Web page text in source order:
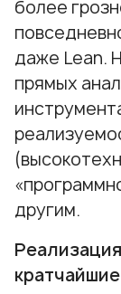
более
даже Lean.
прямых
другим.